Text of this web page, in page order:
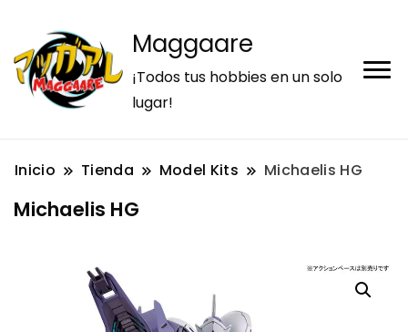
Maggaare
¡Todos tus hobbies en un solo
lugar!
Inicio Tienda Model Kits Michaelis HG
Michaelis HG